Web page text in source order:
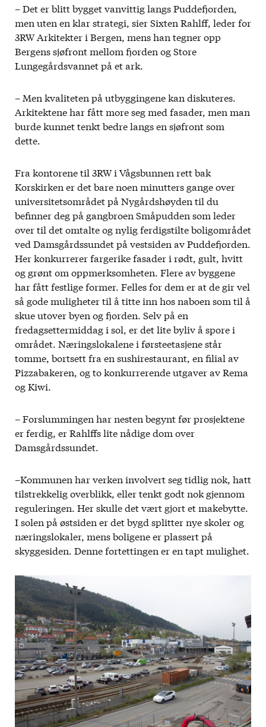
– Det er blitt bygget vanvittig langs Puddefjorden,
men uten en klar strategi, sier Sixten Rahlff, leder for
3RW Arkitekter i Bergen, mens han tegner opp
Bergens sjøfront mellom fjorden og Store
Lungegårdsvannet på et ark.
– Men kvaliteten på utbyggingene kan diskuteres.
Arkitektene har fått more seg med fasader, men man
burde kunnet tenkt bedre langs en sjøfront som
dette.
Fra kontorene til 3RW i Vågsbunnen rett bak
Korskirken er det bare noen minutters gange over
universitetsområdet på Nygårdshøyden til du
befinner deg på gangbroen Småpudden som leder
over til det omtalte og nylig ferdigstilte boligområdet
ved Damsgårdssundet på vestsiden av Puddefjorden.
Her konkurrerer fargerike fasader i rødt, gult, hvitt
og grønt om oppmerksomheten. Flere av byggene
har fått festlige former. Felles for dem er at de gir vel
så gode muligheter til å titte inn hos naboen som til å
skue utover byen og fjorden. Selv på en
fredagsettermiddag i sol, er det lite byliv å spore i
området. Næringslokalene i førsteetasjene står
tomme, bortsett fra en sushirestaurant, en filial av
Pizzabakeren, og to konkurrerende utgaver av Rema
og Kiwi.
– Forslummingen har nesten begynt før prosjektene
er ferdig, er Rahlffs lite nådige dom over
Damsgårdssundet.
–Kommunen har verken involvert seg tidlig nok, hatt
tilstrekkelig overblikk, eller tenkt godt nok gjennom
reguleringen. Her skulle det vært gjort et makebytte.
I solen på østsiden er det bygd splitter nye skoler og
næringslokaler, mens boligene er plassert på
skyggesiden. Denne fortettingen er en tapt mulighet.